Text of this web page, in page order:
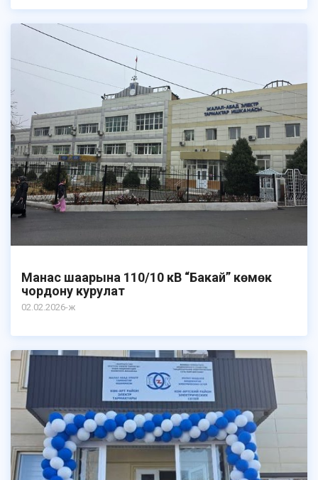
Манас шаарына 110/10 кВ “Бакай” көмөк
чордону курулат
02.02.2026-ж